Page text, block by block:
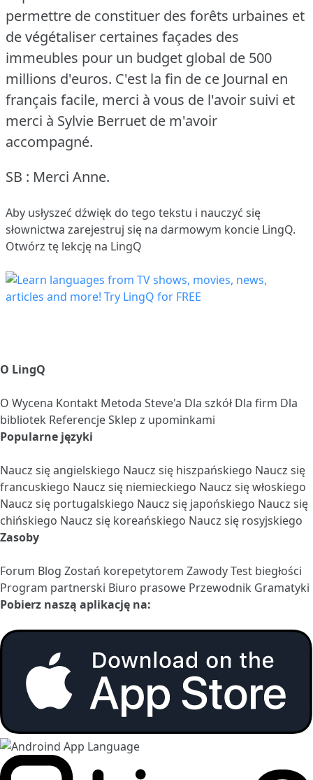
permettre de constituer des forêts urbaines et
de végétaliser certaines façades des
immeubles pour un budget global de 500
millions d'euros. C'est la fin de ce Journal en
français facile, merci à vous de l'avoir suivi et
merci à Sylvie Berruet de m'avoir
accompagné.
SB : Merci Anne.
Aby usłyszeć dźwięk do tego tekstu i nauczyć się
słownictwa zarejestruj się na darmowym koncie LingQ.
Otwórz tę lekcję na LingQ
O LingQ
O Wycena Kontakt Metoda Steve'a Dla szkół Dla firm Dla
bibliotek ReferencjeSklep z upominkami
Popularne języki
Naucz się angielskiego Naucz się hiszpańskiego Naucz się
francuskiego Naucz się niemieckiego Naucz się włoskiego
Naucz się portugalskiego Naucz się japońskiego Naucz się
chińskiego Naucz się koreańskiego Naucz się rosyjskiego
Zasoby
Forum Blog Zostań korepetytorem ZawodyTest biegłości
Program partnerski Biuro prasowe Przewodnik Gramatyki
Pobierz naszą aplikację na: